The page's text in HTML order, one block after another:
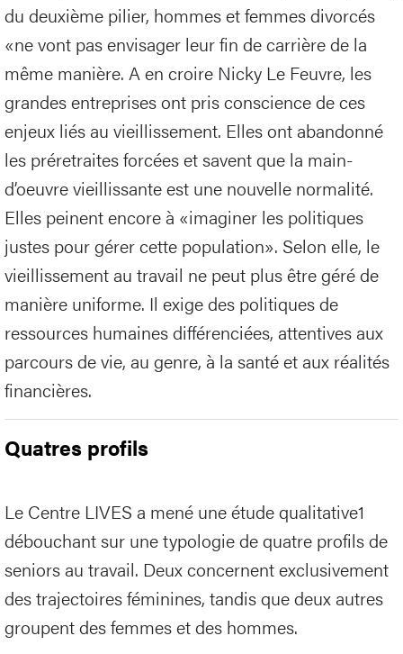
du deuxième pilier, hommes et femmes divorcés
«ne vont pas envisager leur fin de carrière de la
même manière. A en croire Nicky Le Feuvre, les
grandes entreprises ont pris conscience de ces
enjeux liés au vieillissement. Elles ont abandonné
les préretraites forcées et savent que la main-
d’oeuvre vieillissante est une nouvelle normalité.
Elles peinent encore à «imaginer les politiques
justes pour gérer cette population». Selon elle, le
vieillissement au travail ne peut plus être géré de
manière uniforme. Il exige des politiques de
ressources humaines différenciées, attentives aux
parcours de vie, au genre, à la santé et aux réalités
financières.
Quatres profils
Le Centre LIVES a mené une étude qualitative1
débouchant sur une typologie de quatre profils de
seniors au travail. Deux concernent exclusivement
des trajectoires féminines, tandis que deux autres
groupent des femmes et des hommes.